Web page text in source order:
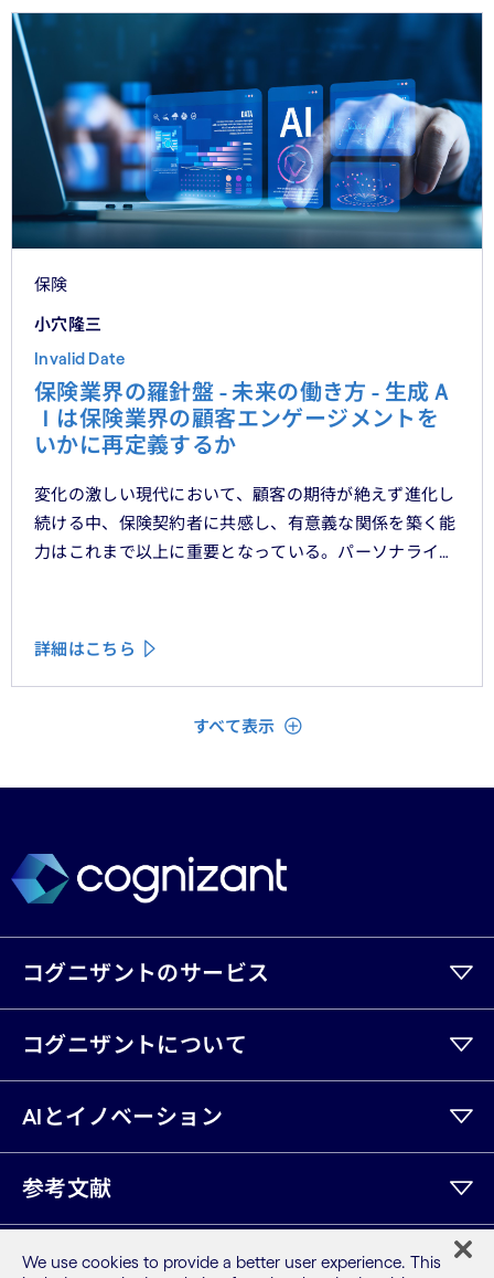
保険
小穴隆三
Invalid Date
保険業界の羅針盤 - 未来の働き方 - 生成Ａ
Ｉは保険業界の顧客エンゲージメントを
いかに再定義するか
変化の激しい現代において、顧客の期待が絶えず進化し
続ける中、保険契約者に共感し、有意義な関係を築く能
力はこれまで以上に重要となっている。パーソナライ
いる」「理解されている」と顧客に感じてもらうため
詳細はこちら
すべて表示 閉じる
コグニザントのサービス
コグニザントについて
AIとイノベーション
参考文献
We use cookies to provide a better user experience. This